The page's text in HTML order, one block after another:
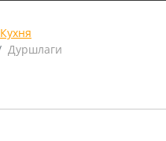
Кухня
Дуршлаги